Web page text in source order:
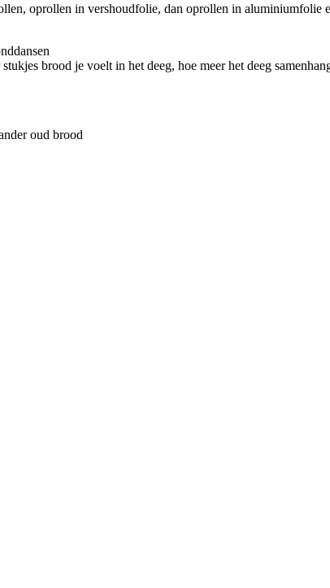
oprollen in vershoudfolie, dan oprollen in aluminiumfolie
brood je voelt in het deeg, hoe meer het deeg
oud brood